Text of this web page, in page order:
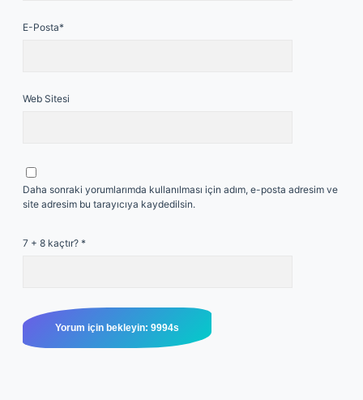
E-Posta*
Web Sitesi
Daha sonraki yorumlarımda kullanılması için adım, e-posta adresim ve
site adresim bu tarayıcıya kaydedilsin.
7 + 8 kaçtır? *